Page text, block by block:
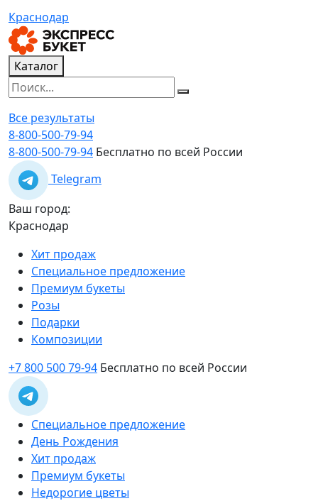
Краснодар
Каталог
Все результаты
8-800-500-79-94
8-800-500-79-94 Бесплатно по всей России
Telegram
Ваш город:
Краснодар
Хит продаж
Специальное предложение
Премиум букеты
Розы
Подарки
Композиции
+7 800 500 79-94 Бесплатно по всей России
Специальное предложение
День Рождения
Хит продаж
Премиум букеты
Недорогие цветы